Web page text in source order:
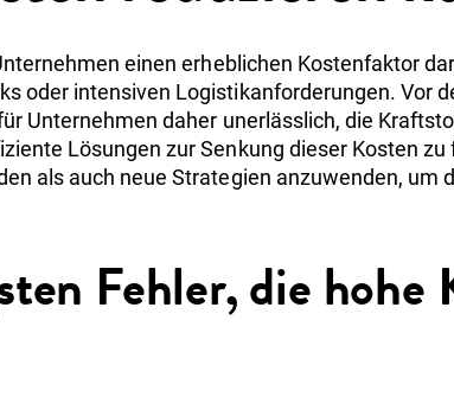
einen erheblichen Kostenfaktor
oder intensiven Logistikanforderungen. Vor
Unternehmen daher unerlässlich, die
Lösungen zur Senkung dieser Kosten zu
als auch neue Strategien anzuwenden, um
Fehler, die hohe